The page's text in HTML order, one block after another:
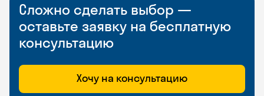
Сложно сделать выбор —
оставьте заявку на бесплатную
консультацию
Хочу на консультацию